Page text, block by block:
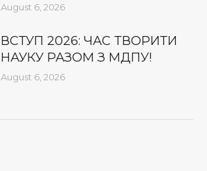
August 6, 2026
ВСТУП 2026: ЧАС ТВОРИТИ
НАУКУ РАЗОМ З МДПУ!
August 6, 2026